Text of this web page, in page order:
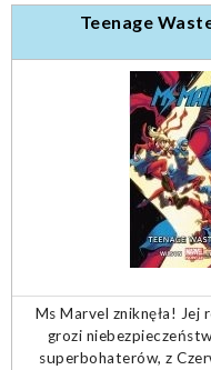
Teenage
Ms Marvel zniknęła! Jej
grozi
superbohaterów, z